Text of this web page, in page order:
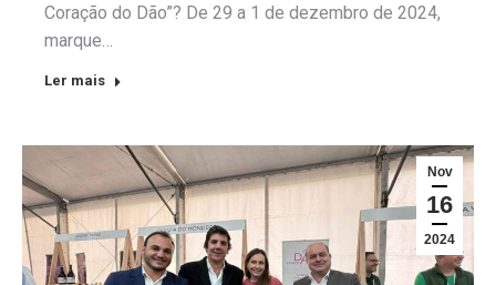
Coração do Dão”? De 29 a 1 de dezembro de 2024,
marque…
Ler mais
Nov
16
2024